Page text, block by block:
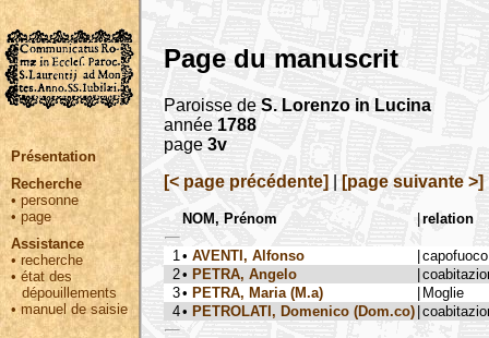
Présentation
Recherche
• personne
•page
Assistance
• recherche
•état des
dépouillements
•manuel de saisie
Page du manuscrit
Paroisse de S. Lorenzo in Lucina
année 1788
page 3v
[< page précédente]
[page suivante >]
NOM, Prénom relation
1 • AVENTI, Alfonso
capofuoco
2• PETRA, Angelo
3• PETRA, Maria (M.a)
Moglie
4• PETROLATI, Domenico (Dom.co)